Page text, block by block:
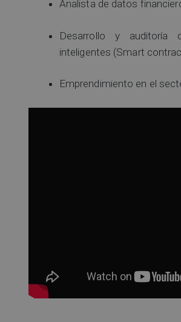
Analista de datos
Desarrollo y auditoría
inteligentes (Smart
Emprendimiento en el